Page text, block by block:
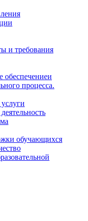
и требования
обеспечениеи
процесса.
обучающихся